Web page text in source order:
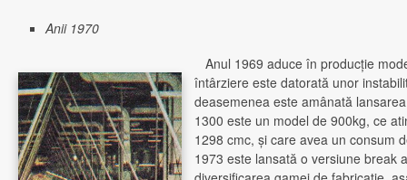
Anii 1970
Anul 1969 aduce în producţie
întârziere este datorată unor
deasemenea este amânată
1300 este un model de 900kg, ce
1298 cmc, şi care avea un consum
1973 este lansată o versiune break